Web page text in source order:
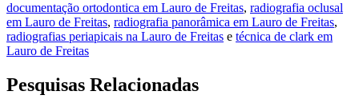
documentação ortodontica em Lauro de Freitas, radiografia oclusal
em Lauro de Freitas, radiografia panorâmica em Lauro de Freitas,
radiografias periapicais na Lauro de Freitas e técnica de clark em
Lauro de Freitas
Pesquisas Relacionadas